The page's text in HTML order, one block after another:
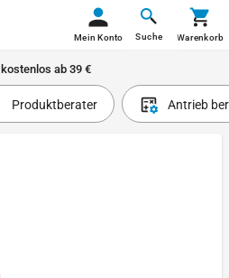
Suche
Mein Konto Warenkorb
kostenlos ab 39 €
Produktberater Antrieb